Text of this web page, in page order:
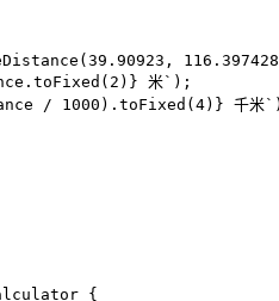
米`);
/ 1000).toFixed(4)} 千米
{